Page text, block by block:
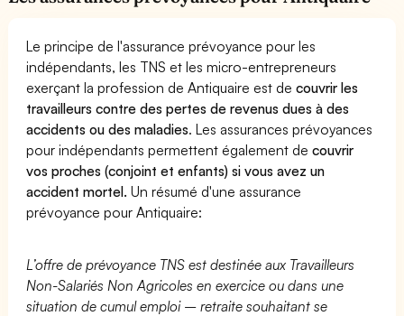
Le principe de l'assurance prévoyance pour les
indépendants, les TNS et les micro-entrepreneurs
exerçant la profession de Antiquaire est decouvrir les
travailleurs contre des pertes de revenus dues à des
accidents ou des maladies. Les assurances prévoyances
pour indépendants permettent également decouvrir
vos proches (conjoint et enfants) si vous avez un
accident mortel. Un résumé d'une assurance
prévoyance pour Antiquaire:
L’offre de prévoyance TNS est destinée aux Travailleurs
Non-Salariés Non Agricoles en exercice ou dans une
situation de cumul emploi – retraite souhaitant se